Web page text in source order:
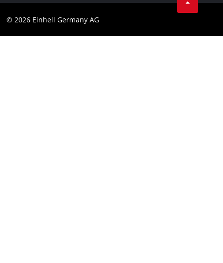
© 2026 Einhell Germany AG